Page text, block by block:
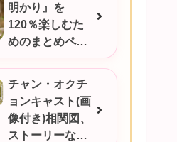
明かり』を
120％楽しむた
めのまとめペー
ジ
チャン・オクチ
ョンキャスト(画
像付き)相関図、
ストーリーなど